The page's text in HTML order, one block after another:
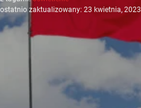
ostatnio zaktualizowany: 23 kwietnia, 2023